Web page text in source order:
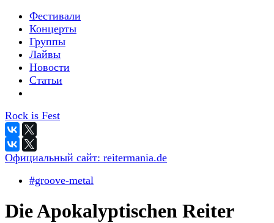
Фестивали
Концерты
Группы
Лайвы
Новости
Статьи
Rock is Fest
Официальный сайт: reitermania.de
#groove-metal
Die Apokalyptischen Reiter